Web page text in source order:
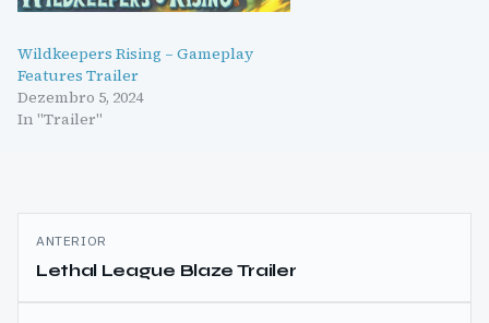
Wildkeepers Rising – Gameplay
Features Trailer
Dezembro 5, 2024
In "Trailer"
Navegação
de
artigos
ANTERIOR
Lethal League Blaze Trailer